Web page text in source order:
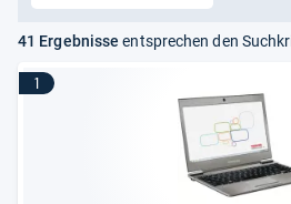
41 Ergebnisse entsprechen den
1